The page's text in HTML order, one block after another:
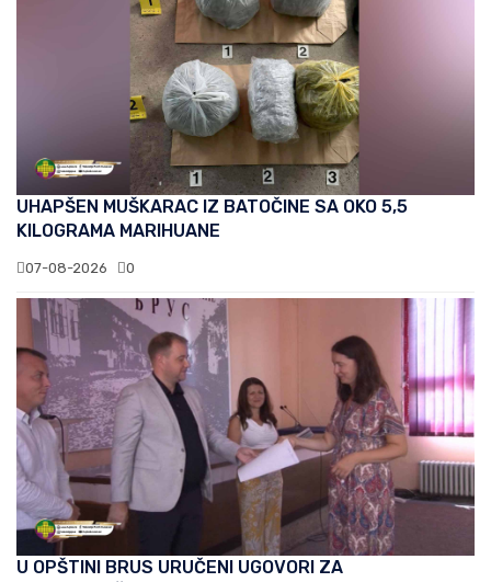
UHAPŠEN MUŠKARAC IZ BATOČINE SA OKO 5,5
KILOGRAMA MARIHUANE
07-08-2026 0
U OPŠTINI BRUS URUČENI UGOVORI ZA